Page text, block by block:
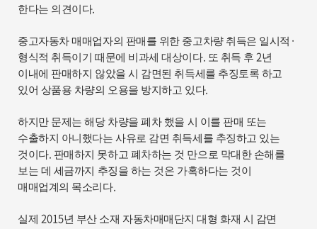
한다는 의견이다.
중고자동차 매매업자의 판매를 위한 중고차량 취득은 일시적 ·
형식적 취득이기 때문에 비과세 대상이다. 또 취득 후2년
이내에 판매하지 않았을 시 감면된 취득세를 추징토록 하고
있어 상품용 차량의 오용을 방지하고 있다.
하지만 문제는 해당 차량을 폐차 했을 시 이를 판매 또는
수출하지 아니했다는 사유로 감면 취득세를 추징하고 있는
것이다. 판매하지 못하고 폐차하는 것 만으로 막대한 손해를
보는 데 세금까지 추징을 하는 것은 가혹하다는 것이
매매업계의 목소리다.
실제 2015년 부산 소재 자동차매매단지 대형 화재 시 감면